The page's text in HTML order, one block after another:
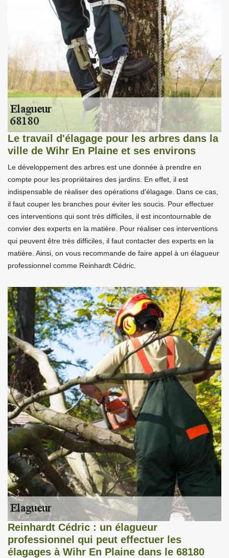
Le travail d'élagage pour les arbres dans la
ville de Wihr En Plaine et ses environs
Le développement des arbres est une donnée à prendre en
compte pour les propriétaires des jardins. En effet, il est
indispensable de réaliser des opérations d'élagage. Dans ce cas,
il faut couper les branches pour éviter les soucis. Pour effectuer
ces interventions qui sont très difficiles, il est incontournable de
convier des experts en la matière. Pour réaliser ces interventions
qui peuvent être très difficiles, il faut contacter des experts en la
matière. Ainsi, on vous recommande de faire appel à un élagueur
professionnel comme Reinhardt Cédric.
Reinhardt Cédric : un élagueur
professionnel qui peut effectuer les
élagages à Wihr En Plaine dans le 68180